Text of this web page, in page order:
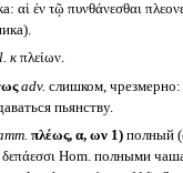
αἱ ἐν τῷ πυνθάνεσθαι
кπλείων.
adv. слишком, чрезмерно:
пьянству.
πλέως, α, ων 1)полный
δεπάεσσι Hom. полными